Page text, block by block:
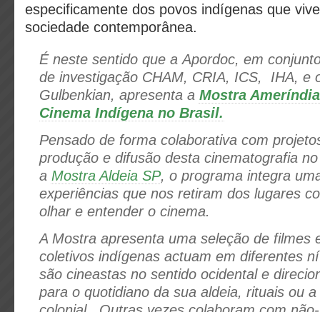
especificamente dos povos indígenas que
sociedade contemporânea.
É neste sentido que a Apordoc, em
de investigação CHAM, CRIA, ICS, IHA, e
Gulbenkian, apresenta a Mostra
Cinema Indígena no Brasil.
Pensado de forma colaborativa com
produção e difusão desta cinematografia
a Mostra Aldeia SP, o programa integra
experiências que nos retiram dos lugares
olhar e entender o cinema.
A Mostra apresenta uma seleção de filmes
coletivos indígenas actuam em diferentes
são cineastas no sentido ocidental e
para o quotidiano da sua aldeia, rituais ou a